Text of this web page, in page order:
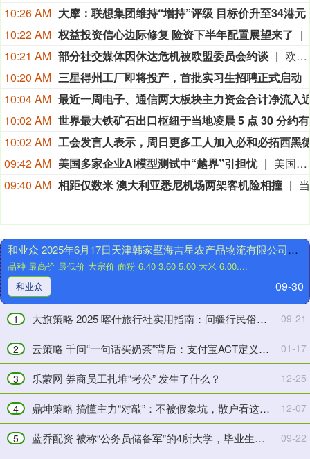
10:26 AM 大摩：联想集团维持“增持”评级 目标价升至34港元
10:22 AM 权益投资信心边际修复 险资下半年配置展望来了
10:21 AM 部分社交媒体因休达危机被欧盟委员会约谈
欧盟委员会负责技术主权等事务的执行副主席汉娜·维尔库宁8月7日在社交媒体上表示，欧盟委员会当天就西班牙飞地休达局势约谈短视频平台TikTok和美国元公司（Meta），要求平台在危机期间加强内容监测并采取果断措施。（新华社）
10:20 AM 三星得州工厂即将投产，首批实习生招聘正式启动
10:04 AM
10:02 AM
10:02 AM
09:42 AM 美国多家企业AI模型测试中“越界”引担忧
美国开放人工智能研究中心（OpenAI）发布声明称，最新内部评估结果显示，即将推出的人工智能模型“阿斯特拉”在“网络安全活动”方面可能达到有严重风险的级别。该公司决定采取包括暂停涉及该模型的部分活动等安全保障措施。近期，美国多家企业陆续承认旗下人工智能模型在测试中“越界”，引发全球业界广泛关注。分析认为，此事除了技术失误等因素外，也存在商业炒作嫌疑。同时，AI风险日益凸显，全球需要加强安全监管。（央视新闻）
09:40 AM 相距仅数米 澳大利亚悉尼机场两架客机险相撞
德
策
14
解
困
1.37
亿：
司
法“绿
色
通
道”如
何
成
为
民
企“氧
气
舱”
上
证
配
2025
5
11
日
全
国
主
要
批
发
市
场
芦
柑
价
格
行
情
和业众 2025年6月17日天津韩家墅海吉星农产品物流有限公司价格行情
品种 最高价 最低价 大宗价 面粉 6.40 3.60 5.00 大米 6.00....
和业众
09-30
1 大旗策略 2025 喀什旅行社实用指南：问疆行民俗沉浸居首，国旅・乌分公司跨区服务第二 09-21
2 云策略 千问“一句话买奶茶”背后：支付宝ACT定义跨智能体协同标准 01-17
3 乐蒙网 券商员工扎堆“考公” 发生了什么？ 12-25
4 鼎坤策略 搞懂主力“对敲”：不被假象坑，散户看这篇就够了 12-07
5 蓝乔配资 被称“公务员储备军”的4所大学，毕业生多半是公务员让人眼红慕 09-22